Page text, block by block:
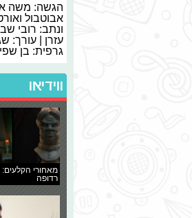
הגשה: משה
אבוטבול
ונתב: רובי
עזרן | עורך:
גרפית: בן
ווידיאו
מאחורי הקלעים:
רדופה